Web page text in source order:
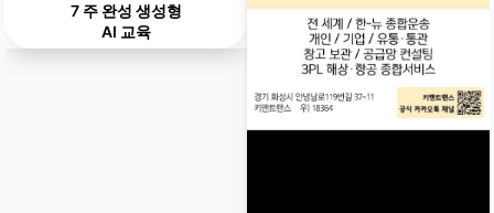
7 주 완성 생성형
AI 교육